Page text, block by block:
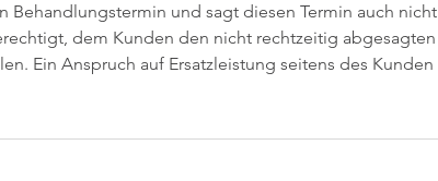
Behandlungstermin und sagt diesen Termin auch nicht
dem Kunden den nicht rechtzeitig abgesagten
Ein Anspruch auf Ersatzleistung seitens des Kunden